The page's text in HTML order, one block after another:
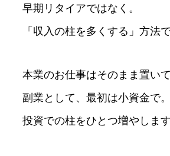
早期リタイアではなく。
「収入の柱を多くする」方法で
本業のお仕事はそのまま置いて
副業として、最初は小資金で。
投資での柱をひとつ増やします